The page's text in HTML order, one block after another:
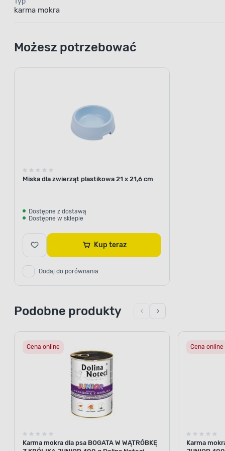
karma mokra
Możesz potrzebować
Miska dla zwierząt plastikowa 21 x 21,6 cm
Dostępne z dostawą
Dostępne w sklepie
Kup teraz
Dodaj do porównania
Podobne produkty
Cena online
Karma mokra dla psa BOGATA W WĄTRÓBKĘ
Cena online
Karma